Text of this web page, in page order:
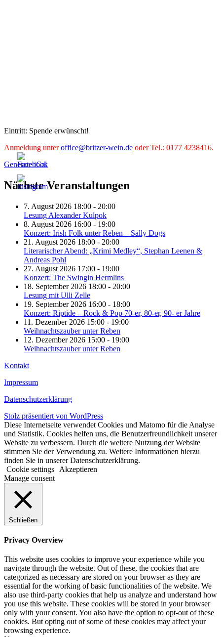
Eintritt: Spende erwünscht!
Anmeldung unteroffice@britzer-wein.de oder Tel.: 0177 4238416.
Generate iCal
Nächste Veranstaltungen
7. August 2026 18:00 - 20:00
Lesung Alexander Kulpok
8. August 2026 16:00 - 19:00
Konzert: Irish Folk unter Reben – Sally Dogs
21. August 2026 18:00 - 20:00
Literarischer Abend: „Krimi Medley“, Stephan Leenen &
Andreas Pohl
27. August 2026 17:00 - 19:00
Konzert: The Swingin Hermlins
18. September 2026 18:00 - 20:00
Lesung mit Ulli Zelle
19. September 2026 16:00 - 18:00
Konzert: Riptide – Rock & Pop 70-er, 80-er, 90- er Jahre
11. Dezember 2026 15:00 - 19:00
Weihnachtszauber unter Reben
12. Dezember 2026 15:00 - 19:00
Weihnachtszauber unter Reben
Kontakt
Impressum
Datenschutzerklärung
Stolz präsentiert von WordPress
Diese Internetseite verwendet Cookies und Matomo für die Analyse
und Statistik. Cookies helfen uns, die Benutzerfreundlichkeit unserer
Website zu verbessern. Durch die weitere Nutzung der Website
stimmen Sie der Verwendung zu. Weitere Informationen hierzu
finden Sie in unserer Datenschutzerklärung.
Cookie settings
Akzeptieren
Manage consent
Schließen
Privacy Overview
This website uses cookies to improve your experience while you
navigate through the website. Out of these, the cookies that are
categorized as necessary are stored on your browser as they are
essential for the working of basic functionalities of the website. We
also use third-party cookies that help us analyze and understand how
you use this website. These cookies will be stored in your browser
only with your consent. You also have the option to opt-out of these
cookies. But opting out of some of these cookies may affect your
browsing experience.